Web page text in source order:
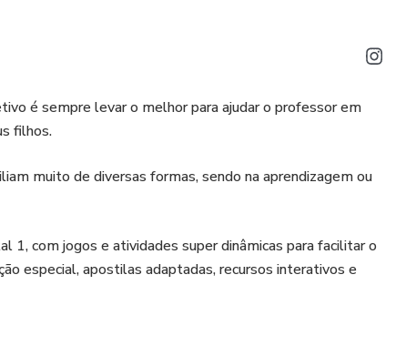
uso 😍
é sempre levar o melhor para ajudar o professor em
filhos.
muito de diversas formas, sendo na aprendizagem ou
1, com jogos e atividades super dinâmicas para facilitar o
especial, apostilas adaptadas, recursos interativos e
prático e divertido com as atividades, deixar o ensino